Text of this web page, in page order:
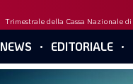
Trimestrale della Cassa Nazionale
NEWS EDITORIALE